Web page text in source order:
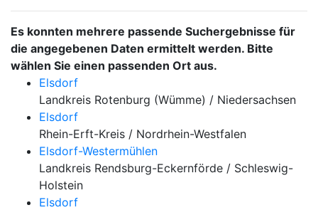
Es konnten mehrere passende Suchergebnisse für
die angegebenen Daten ermittelt werden. Bitte
wählen Sie einen passenden Ort aus.
Elsdorf
Landkreis Rotenburg (Wümme) / Niedersachsen
Elsdorf
Rhein-Erft-Kreis / Nordrhein-Westfalen
Elsdorf-Westermühlen
Landkreis Rendsburg-Eckernförde / Schleswig-
Holstein
Elsdorf